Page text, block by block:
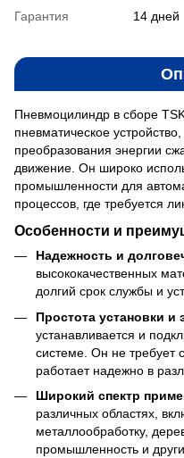
Гарантия
14 дней
Пневмоцилиндр в сборе
пневматическое
преобразования энергии
движение. Он широко
промышленности для
процессов, где требуется
Особенности и
Надежность и
высококачественных
долгий срок службы и
Простота установки и
устанавливается и
системе. Он не требует
работает надежно в
Широкий спектр
различных областях,
металлообработку,
промышленность и